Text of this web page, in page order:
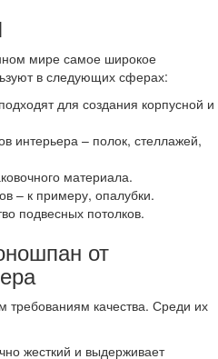
мире самое широкое
в следующих сферах:
для создания корпусной и
интерьера – полок, стеллажей,
материала.
– к примеру, опалубки.
подвесных потолков.
от
требованиям качества. Среди их
жесткий и выдерживает